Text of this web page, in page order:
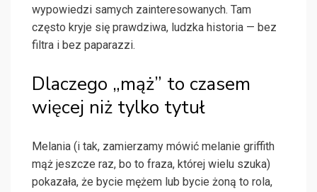
wypowiedzi samych zainteresowanych. Tam
często kryje się prawdziwa, ludzka historia — bez
filtra i bez paparazzi.
Dlaczego „mąż” to czasem
więcej niż tylko tytuł
Melania (i tak, zamierzamy mówić melanie griffith
mąż jeszcze raz, bo to fraza, której wielu szuka)
pokazała, że bycie mężem lub bycie żoną to rola,